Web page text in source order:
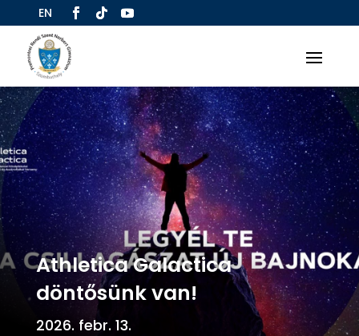
EN
Athletica Galactica
döntősünk van!
2026. febr. 13.